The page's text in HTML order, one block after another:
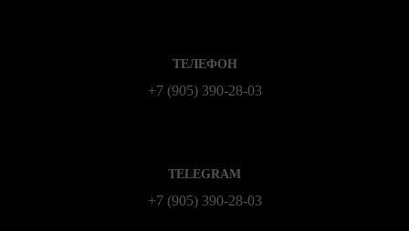
ТЕЛЕФОН
+7 (905) 390-28-03
TELEGRAM
+7 (905) 390-28-03